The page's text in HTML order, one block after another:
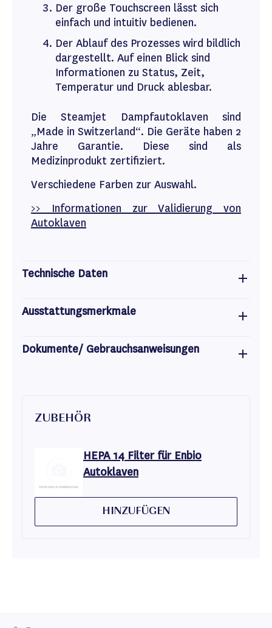
Der große Touchscreen lässt sich
einfach und intuitiv bedienen.
Der Ablauf des Prozesses wird bildlich
dargestellt. Auf einen Blick sind
Informationen zu Status, Zeit,
Temperatur und Druck ablesbar.
Die Steamjet Dampfautoklaven sind
„Made in Switzerland“. Die Geräte haben 2
Jahre Garantie. Diese sind als
Medizinprodukt zertifiziert.
Verschiedene Farben zur Auswahl.
>> Informationen zur Validierung von
Autoklaven
Technische Daten
Ausstattungsmerkmale
Dokumente/ Gebrauchsanweisungen
ZUBEHÖR
HEPA 14 Filter für Enbio
Autoklaven
HINZUFÜGEN